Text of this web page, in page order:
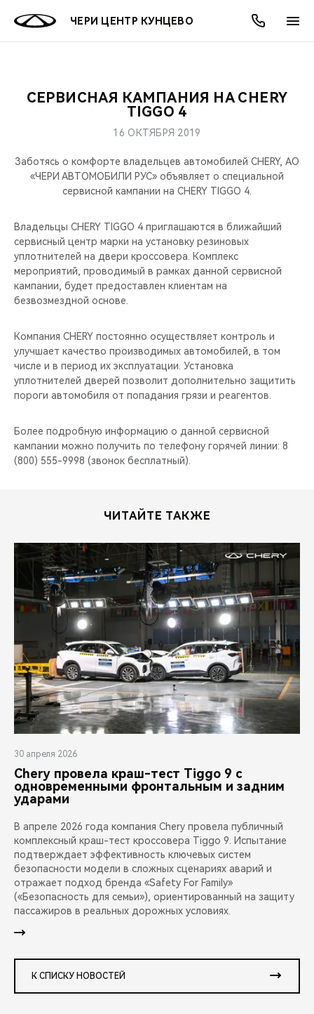
ЧЕРИ ЦЕНТР КУНЦЕВО
МОДЕЛИ
КРОССОВЕРЫ
СЕДАНЫ
НОВИНКИ
ПОКУПАТЕЛЯМ
КРЕДИТ И СТРАХОВАНИЕ
ВЛАДЕЛЬЦАМ
ЗАПЧАСТИ И АКСЕССУАРЫ
CHERY CONNECT
МИР CHERY
О БРЕНДЕ
ЛЮДИ CHERY
БЛАГОТВОРИТЕЛЬНОСТЬ
CHERY И СПОРТ
НАШИ МЕРОПРИЯТИЯ
CHERY ДЛЯ ДЕТЕЙ
АКЦИИ
ОНЛАЙН СЕРВИСЫ
КРЕДИТ
О КОМПАНИИ
МЫ В СОЦСЕТЯХ
СЕРВИСНАЯ КАМПАНИЯ НА CHERY
TIGGO 4
16 ОКТЯБРЯ 2019
Заботясь о комфорте владельцев автомобилей CHERY, АО
«ЧЕРИ АВТОМОБИЛИ РУС» объявляет о специальной
сервисной кампании на CHERY TIGGO 4.
Владельцы CHERY TIGGO 4 приглашаются в ближайший
сервисный центр марки на установку резиновых
уплотнителей на двери кроссовера. Комплекс
мероприятий, проводимый в рамках данной сервисной
кампании, будет предоставлен клиентам на
безвозмездной основе.
Компания CHERY постоянно осуществляет контроль и
улучшает качество производимых автомобилей, в том
числе и в период их эксплуатации. Установка
уплотнителей дверей позволит дополнительно защитить
пороги автомобиля от попадания грязи и реагентов.
Более подробную информацию о данной сервисной
кампании можно получить по телефону горячей линии: 8
(800) 555-9998 (звонок бесплатный).
ЧИТАЙТЕ ТАКЖЕ
30 апреля 2026
Chery провела краш-тест Tiggo 9 с
одновременными фронтальным и задним
ударами
В апреле 2026 года компания Chery провела публичный
комплексный краш-тест кроссовера Tiggo 9. Испытание
подтверждает эффективность ключевых систем
безопасности модели в сложных сценариях аварий и
отражает подход бренда «Safety For Family»
(«Безопасность для семьи»), ориентированный на защиту
пассажиров в реальных дорожных условиях.
К СПИСКУ НОВОСТЕЙ